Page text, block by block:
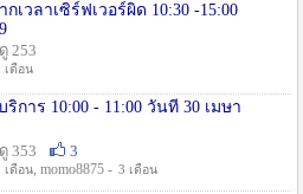
เวลาเซิร์ฟเวอร์ผิด 10:30 -15:00
253
เดือน
การ 10:00 - 11:00 วันที่ 30 เมษา
353
3
เดือน, momo8875 - 3 เดือน